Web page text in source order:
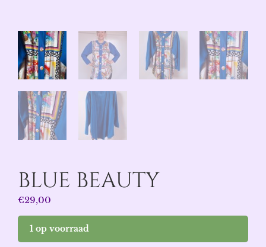
BLUE BEAUTY
€29,00
1 op voorraad